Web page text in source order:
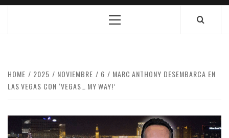
HOME 2025 NOVIEMBRE 6
MARC ANTHONY DESEMBARCA EN
LAS VEGAS CON ‘VEGAS… MY WAY!’